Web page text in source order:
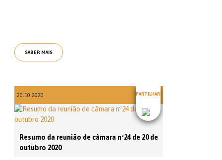
SABER MAIS
20.10.2020 PARTILHAR
Resumo da reunião de câmara nº24 de 20 de
outubro 2020